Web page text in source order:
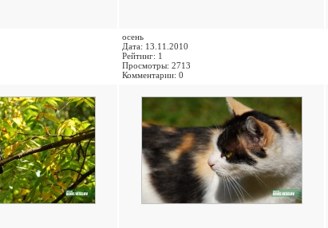
осень
Дата: 13.11.2010
Рейтинг: 1
Просмотры: 2713
Комментарии: 0